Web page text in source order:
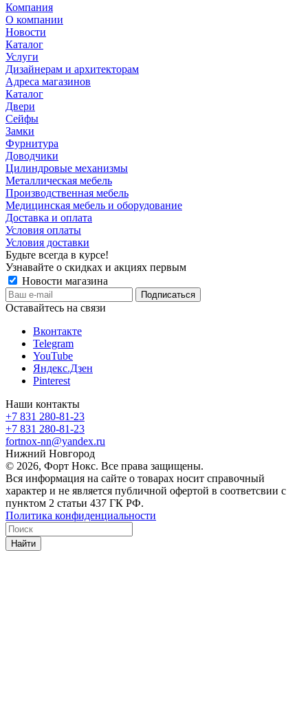
Компания
О компании
Новости
Каталог
Услуги
Дизайнерам и архитекторам
Адреса магазинов
Каталог
Двери
Сейфы
Замки
Фурнитура
Доводчики
Цилиндровые механизмы
Металлическая мебель
Производственная мебель
Медицинская мебель и оборудование
Доставка и оплата
Условия оплаты
Условия доставки
Будьте всегда в курсе!
Узнавайте о скидках и акциях первым
Новости магазина
Оставайтесь на связи
Вконтакте
Telegram
YouTube
Яндекс.Дзен
Pinterest
Наши контакты
+7 831 280-81-23
+7 831 280-81-23
fortnox-nn@yandex.ru
Нижний Новгород
© 2026, Форт Нокс. Все права защищены.
Вся информация на сайте о товарах носит справочный
характер и не является публичной офертой в соответсвии с
пунктом 2 статьи 437 ГК РФ.
Политика конфиденциальности
Найти